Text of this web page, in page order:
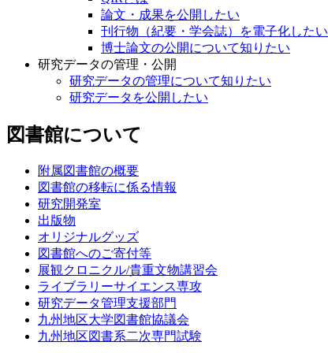
論文・成果を公開したい
刊行物（紀要・学会誌）を電子化したい
博士論文の公開について知りたい
研究データの管理・公開
研究データの管理について知りたい
研究データを公開したい
図書館について
附属図書館の概要
図書館の移転に係る情報
研究開発室
出版物
オリジナルグッズ
図書館へのご寄付等
展観クロニクル/貴重文物講習会
ライブラリーサイエンス専攻
研究データ管理支援部門
九州地区大学図書館協議会
九州地区図書系二次専門試験